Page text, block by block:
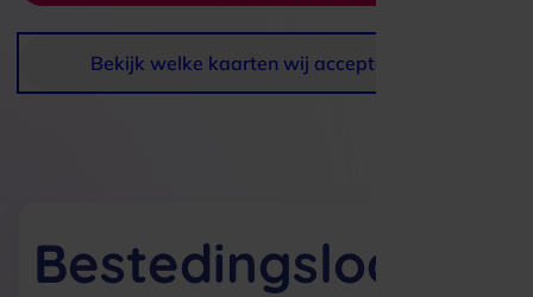
Bekijk welke kaarten wij accepteren
Bestedingslocaties